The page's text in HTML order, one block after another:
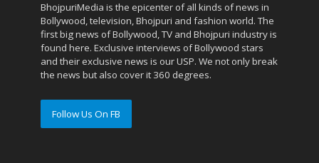
BhojpuriMedia is the epicenter of all kinds of news in
Bollywood, television, Bhojpuri and fashion world. The
first big news of Bollywood, TV and Bhojpuri industry is
found here. Exclusive interviews of Bollywood stars
and their exclusive news is our USP. We not only break
the news but also cover it 360 degrees.
Follow Us On FB